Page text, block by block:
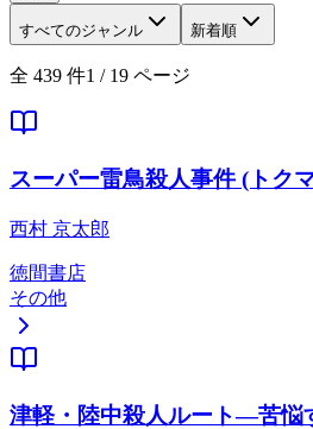
すべてのジャンル 新着順
全 439 件1 / 19 ページ
スーパー雷鳥殺人事件 (トク
西村 京太郎
徳間書店
その他
津軽・陸中殺人ルート―苦悩